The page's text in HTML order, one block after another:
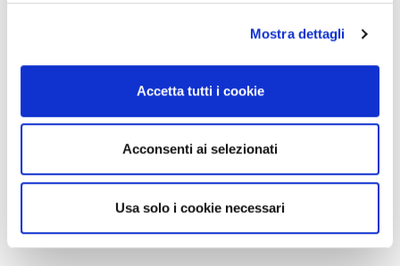
Mostra dettagli
Accetta tutti i cookie
Acconsenti ai selezionati
Usa solo i cookie necessari